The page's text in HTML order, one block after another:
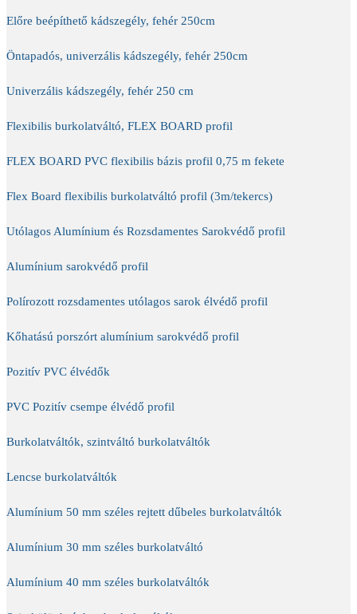
Előre beépíthető kádszegély, fehér 250cm
Öntapadós, univerzális kádszegély, fehér 250cm
Univerzális kádszegély, fehér 250 cm
Flexibilis burkolatváltó, FLEX BOARD profil
FLEX BOARD PVC flexibilis bázis profil 0,75 m fekete
Flex Board flexibilis burkolatváltó profil (3m/tekercs)
Utólagos Alumínium és Rozsdamentes Sarokvédő profil
Alumínium sarokvédő profil
Polírozott rozsdamentes utólagos sarok élvédő profil
Kőhatású porszórt alumínium sarokvédő profil
Pozitív PVC élvédők
PVC Pozitív csempe élvédő profil
Burkolatváltók, szintváltó burkolatváltók
Lencse burkolatváltók
Alumínium 50 mm széles rejtett dűbeles burkolatváltók
Alumínium 30 mm széles burkolatváltó
Alumínium 40 mm széles burkolatváltók